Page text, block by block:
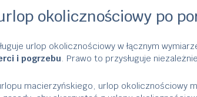
okolicznościowy po
urlop okolicznościowy w łącznym
i pogrzebu. Prawo to przysługuje
macierzyńskiego, urlop okolicznościowy